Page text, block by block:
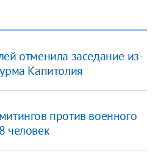
отменила заседание из-
Капитолия
против военного
человек